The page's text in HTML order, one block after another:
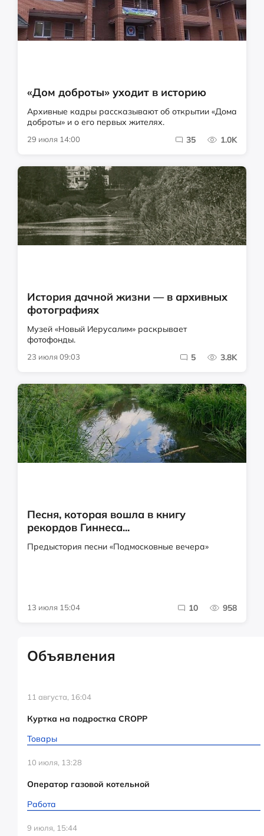
«Дом доброты» уходит в историю
Архивные кадры рассказывают об открытии «Дома
доброты» и о его первых жителях.
29 июля 14:00 35 1.0K
История дачной жизни — в архивных
фотографиях
Музей «Новый Иерусалим» раскрывает
фотофонды.
23 июля 09:03 5 3.8K
Песня, которая вошла в книгу
рекордов Гиннеса...
Предыстория песни «Подмосковные вечера»
13 июля 15:04 10 958
Объявления
11 августа, 16:04
Куртка на подростка CROPP
Товары
10 июля, 13:28
Оператор газовой котельной
Работа
9 июля, 15:44